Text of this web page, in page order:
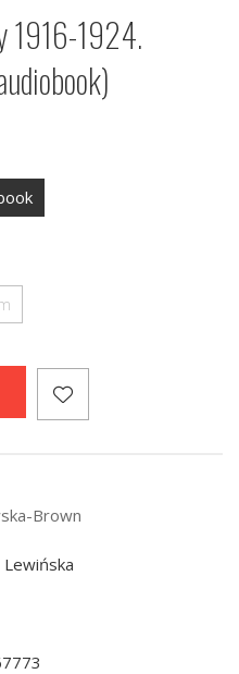
1916-1924.
Brown
Lewińska